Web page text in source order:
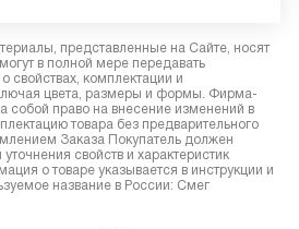
представленные на Сайте, носят
в полной мере передавать
комплектации и
цвета, размеры и формы. Фирма-
собой право на внесение изменений в
товара без предварительного
Заказа Покупатель должен
свойств и характеристик
о товаре указывается в инструкции и
название в России: Смег